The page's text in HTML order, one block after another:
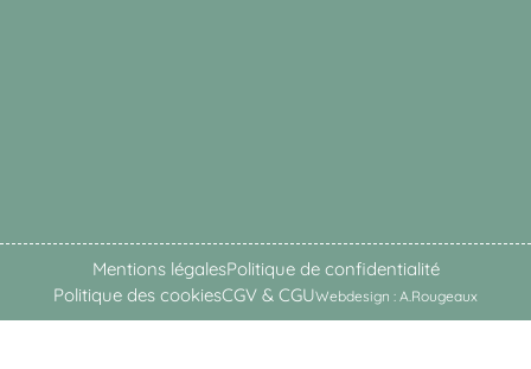
Mentions légalesPolitique de confidentialité
Politique des cookiesCGV & CGUWebdesign : A.Rougeaux